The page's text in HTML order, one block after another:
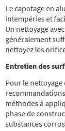
Le capotage en
intempéries et
Un nettoyage
généralement
nettoyez les
Entretien des
Pour le
méthodes à
phase de
substances